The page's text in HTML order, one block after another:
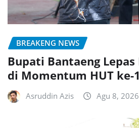
BREAKENG NEWS
Bupati Bantaeng Lepas
di Momentum HUT ke-
Asruddin Azis Agu 8, 2026